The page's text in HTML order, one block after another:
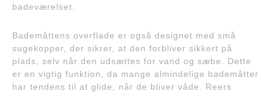
badeværelset.
Bademåttens overflade er også designet med små
sugekopper, der sikrer, at den forbliver sikkert på
plads, selv når den udsættes for vand og sæbe. Dette
er en vigtig funktion, da mange almindelige bademåtter
har tendens til at glide, når de bliver våde. Reers